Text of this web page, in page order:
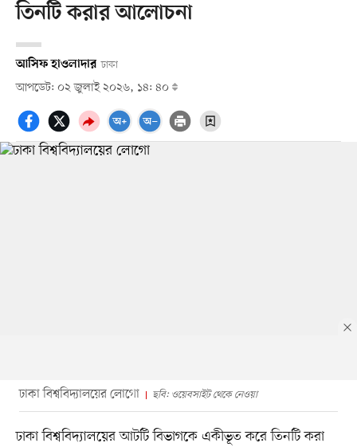
তিনটি করার আলোচনা
আসিফ হাওলাদার ঢাকা
আপডেট: ০২ জুলাই ২০২৬, ১৪: ৪০
ঢাকা বিশ্ববিদ্যালয়ের লোগো ছবি: ওয়েবসাইট থেকে নেওয়া
ঢাকা বিশ্ববিদ্যালয়ের আটটি বিভাগকে একীভূত করে তিনটি করা